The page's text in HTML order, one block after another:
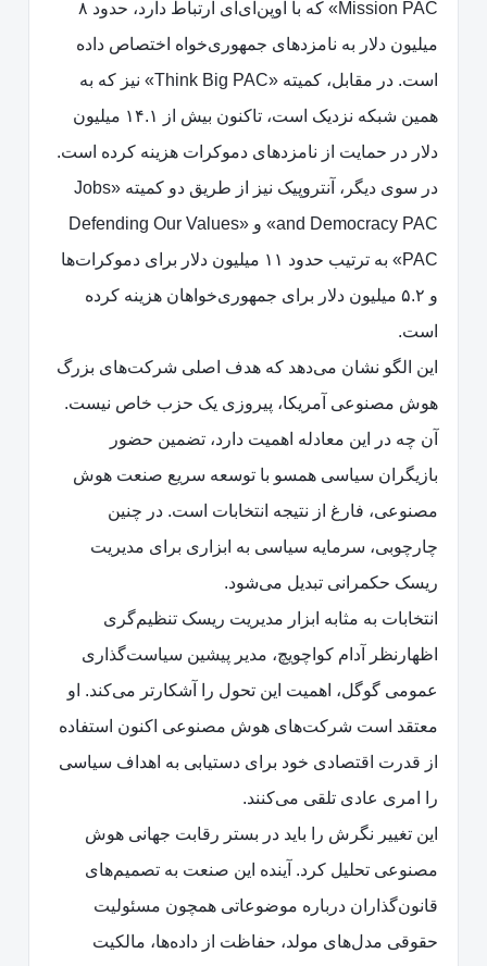
Mission PAC» که با اوپن‌ای‌آی ارتباط دارد، حدود ۸
میلیون دلار به نامزدهای جمهوری‌خواه اختصاص داده
است. در مقابل، کمیته «Think Big PAC» نیز که به
همین شبکه نزدیک است، تاکنون بیش از ۱۴.۱ میلیون
دلار در حمایت از نامزدهای دموکرات هزینه کرده است.
در سوی دیگر، آنتروپیک نیز از طریق دو کمیته «Jobs
and Democracy PAC» و «Defending Our Values
PAC» به ترتیب حدود ۱۱ میلیون دلار برای دموکرات‌ها
و ۵.۲ میلیون دلار برای جمهوری‌خواهان هزینه کرده
است.
این الگو نشان می‌دهد که هدف اصلی شرکت‌های بزرگ
هوش مصنوعی آمریکا، پیروزی یک حزب خاص نیست.
آن چه در این معادله اهمیت دارد، تضمین حضور
بازیگران سیاسی همسو با توسعه سریع صنعت هوش
مصنوعی، فارغ از نتیجه انتخابات است. در چنین
چارچوبی، سرمایه سیاسی به ابزاری برای مدیریت
ریسک حکمرانی تبدیل می‌شود.
انتخابات به مثابه ابزار مدیریت ریسک تنظیم‌گری
اظهارنظر آدام کواچویچ، مدیر پیشین سیاست‌گذاری
عمومی گوگل، اهمیت این تحول را آشکارتر می‌کند. او
معتقد است شرکت‌های هوش مصنوعی اکنون استفاده
از قدرت اقتصادی خود برای دستیابی به اهداف سیاسی
را امری عادی تلقی می‌کنند.
این تغییر نگرش را باید در بستر رقابت جهانی هوش
مصنوعی تحلیل کرد. آینده این صنعت به تصمیم‌های
قانون‌گذاران درباره موضوعاتی همچون مسئولیت
حقوقی مدل‌های مولد، حفاظت از داده‌ها، مالکیت